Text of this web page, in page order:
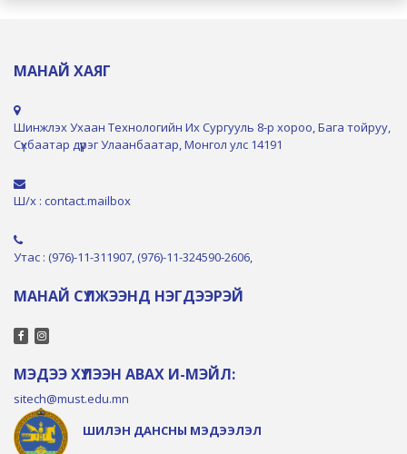
МАНАЙ ХАЯГ
Шинжлэх Ухаан Технологийн Их Сургууль 8-р хороо, Бага тойруу,
Сүхбаатар дүүрэг Улаанбаатар, Монгол улс 14191
Ш/х : contact.mailbox
Утас : (976)-11-311907, (976)-11-324590-2606,
МАНАЙ СҮЛЖЭЭНД НЭГДЭЭРЭЙ
МЭДЭЭ ХҮЛЭЭН АВАХ И-МЭЙЛ:
sitech@must.edu.mn
ШИЛЭН ДАНСНЫ МЭДЭЭЛЭЛ